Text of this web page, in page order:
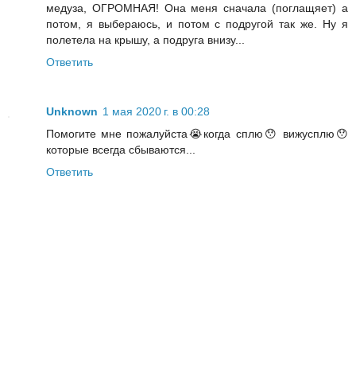
медуза, ОГРОМНАЯ! Она меня сначала (поглащяет) а
потом, я выбераюсь, и потом с подругой так же. Ну я
полетела на крышу, а подруга внизу...
Ответить
Unknown 1 мая 2020 г. в 00:28
Помогите мне пожалуйста😭когда сплю😯 вижусплю😯
которые всегда сбываются...
Ответить